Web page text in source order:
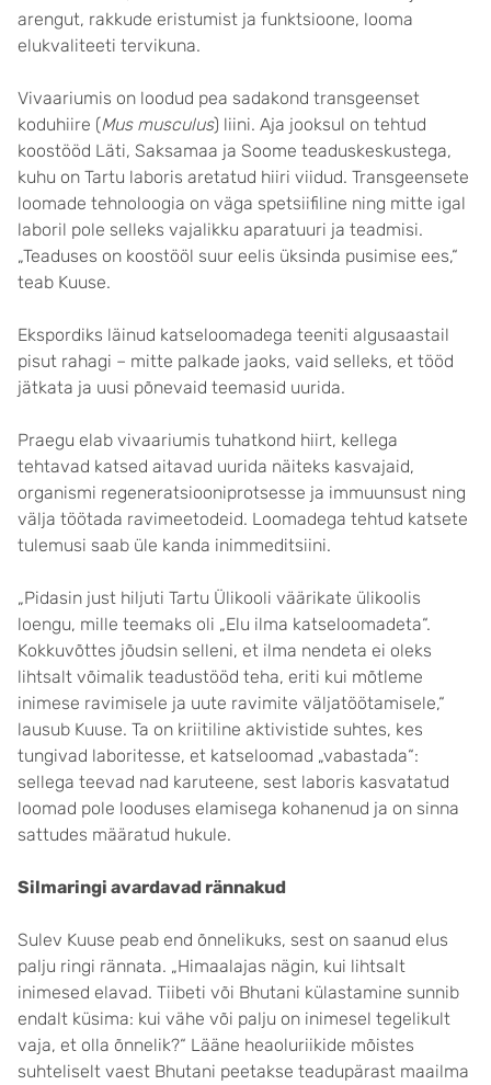
arengut, rakkude eristumist ja funktsioone, looma
elukvaliteeti tervikuna.
Vivaariumis on loodud pea sadakond transgeenset
koduhiire (Mus musculus) liini. Aja jooksul on tehtud
koostööd Läti, Saksamaa ja Soome teaduskeskustega,
kuhu on Tartu laboris aretatud hiiri viidud. Transgeensete
loomade tehnoloogia on väga spetsiifiline ning mitte igal
laboril pole selleks vajalikku aparatuuri ja teadmisi.
„Teaduses on koostööl suur eelis üksinda pusimise ees,“
teab Kuuse.
Ekspordiks läinud katseloomadega teeniti algusaastail
pisut rahagi – mitte palkade jaoks, vaid selleks, et tööd
jätkata ja uusi põnevaid teemasid uurida.
Praegu elab vivaariumis tuhatkond hiirt, kellega
tehtavad katsed aitavad uurida näiteks kasvajaid,
organismi regeneratsiooniprotsesse ja immuunsust ning
välja töötada ravimeetodeid. Loomadega tehtud katsete
tulemusi saab üle kanda inimmeditsiini.
„Pidasin just hiljuti Tartu Ülikooli väärikate ülikoolis
loengu, mille teemaks oli „Elu ilma katseloomadeta“.
Kokkuvõttes jõudsin selleni, et ilma nendeta ei oleks
lihtsalt võimalik teadustööd teha, eriti kui mõtleme
inimese ravimisele ja uute ravimite väljatöötamisele,“
lausub Kuuse. Ta on kriitiline aktivistide suhtes, kes
tungivad laboritesse, et katseloomad „vabastada“:
sellega teevad nad karuteene, sest laboris kasvatatud
loomad pole looduses elamisega kohanenud ja on sinna
sattudes määratud hukule.
Silmaringi avardavad rännakud
Sulev Kuuse peab end õnnelikuks, sest on saanud elus
palju ringi rännata. „Himaalajas nägin, kui lihtsalt
inimesed elavad. Tiibeti või Bhutani külastamine sunnib
endalt küsima: kui vähe või palju on inimesel tegelikult
vaja, et olla õnnelik?“ Lääne heaoluriikide mõistes
suhteliselt vaest Bhutani peetakse teadupärast maailma